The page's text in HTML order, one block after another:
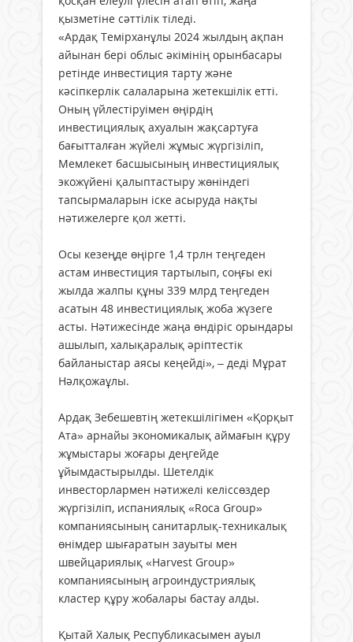
қызметіне сәттілік тіледі.
«Ардақ Темірханұлы 2024 жылдың ақпан
айынан бері облыс әкімінің орынбасары
ретінде инвестиция тарту және
кәсіпкерлік салаларына жетекшілік етті.
Оның үйлестіруімен өңірдің
инвестициялық ахуалын жақсартуға
бағытталған жүйелі жұмыс жүргізіліп,
Мемлекет басшысының инвестициялық
экожүйені қалыптастыру жөніндегі
тапсырмаларын іске асыруда нақты
нәтижелерге қол жетті.
Осы кезеңде өңірге 1,4 трлн теңгеден
астам инвестиция тартылып, соңғы екі
жылда жалпы құны 339 млрд теңгеден
асатын 48 инвестициялық жоба жүзеге
асты. Нәтижесінде жаңа өндіріс орындары
ашылып, халықаралық әріптестік
байланыстар аясы кеңейді», – деді Мұрат
Нәлқожаұлы.
Ардақ Зебешевтің жетекшілігімен «Қорқыт
Ата» арнайы экономикалық аймағын құру
жұмыстары жоғары деңгейде
ұйымдастырылды. Шетелдік
инвесторлармен нәтижелі келіссөздер
жүргізіліп, испаниялық «Roca Group»
компаниясының санитарлық-техникалық
өнімдер шығаратын зауыты мен
швейцариялық «Harvest Group»
компаниясының агроиндустриялық
кластер құру жобалары бастау алды.
Қытай Халық Республикасымен ауыл